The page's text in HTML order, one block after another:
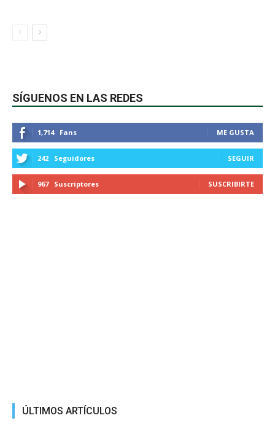
SÍGUENOS EN LAS REDES
1,714 Fans ME GUSTA
242 Seguidores SEGUIR
967 Suscriptores SUSCRIBIRTE
ÚLTIMOS ARTÍCULOS